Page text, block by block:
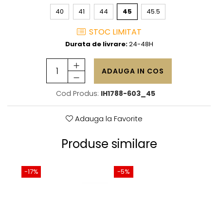
40 41 44 45 45.5
STOC LIMITAT
Durata de livrare:24-48H
ADAUGA IN COS
Cod Produs: IH1788-603_45
Adauga la Favorite
Produse similare
-17% -5%